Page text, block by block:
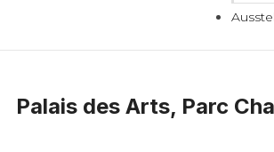
Palais des Arts, Parc